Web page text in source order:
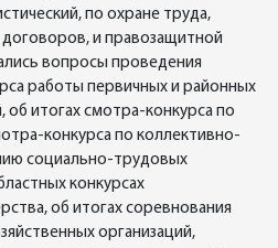
по охране труда,
и правозащитной
вопросы проведения
работы первичных и районных
итогах смотра-конкурса по
конкурса по коллективно-
социально-трудовых
конкурсах
об итогах соревнования
организаций,